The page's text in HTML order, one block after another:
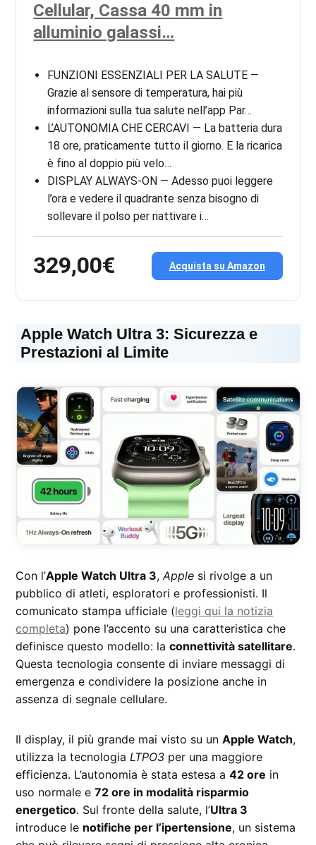
Cellular, Cassa 40 mm in
alluminio galassi…
FUNZIONI ESSENZIALI PER LA SALUTE —
Grazie al sensore di temperatura, hai più
informazioni sulla tua salute nell’app Par…
L’AUTONOMIA CHE CERCAVI — La batteria dura
18 ore, praticamente tutto il giorno. E la ricarica
è fino al doppio più velo…
DISPLAY ALWAYS-ON — Adesso puoi leggere
l’ora e vedere il quadrante senza bisogno di
sollevare il polso per riattivare i…
329,00€ Acquista su Amazon
Apple Watch Ultra 3: Sicurezza e
Prestazioni al Limite
Con l’Apple Watch Ultra 3,Apple si rivolge a un
pubblico di atleti, esploratori e professionisti. Il
comunicato stampa ufficiale (leggi qui la notizia
completa) pone l’accento su una caratteristica che
definisce questo modello: laconnettività satellitare.
Questa tecnologia consente di inviare messaggi di
emergenza e condividere la posizione anche in
assenza di segnale cellulare.
Il display, il più grande mai visto su unApple Watch,
utilizza la tecnologiaLTPO3 per una maggiore
efficienza. L’autonomia è stata estesa a42 ore in
uso normale e72 ore in modalità risparmio
energetico. Sul fronte della salute, l’Ultra 3
introduce le notifiche per l’ipertensione, un sistema